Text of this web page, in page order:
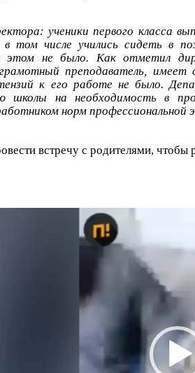
ученики первого класса
том числе учились сидеть в
этом не было. Как отметил
преподаватель, имеет
к его работе не было.
школы на необходимость в
норм профессиональной
встречу с родителями, чтобы